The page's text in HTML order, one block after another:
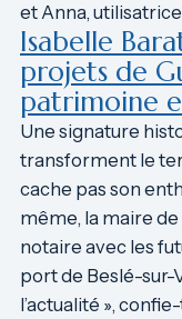
et Anna,
Isabelle
projets de
patrimoine
Une signature
transforment le
cache pas son
même, la maire
notaire avec les
port de Beslé-sur-
l’actualité »,